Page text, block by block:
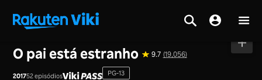
O pai está estranho 9.7 (19,056)
201752 episódios PG-13